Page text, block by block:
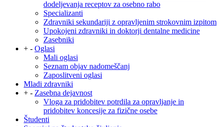
dodeljevanja receptov za osebno rabo
Specializanti
Zdravniki sekundariji z opravljenim strokovnim izpitom
Upokojeni zdravniki in doktorji dentalne medicine
Zasebniki
+ - Oglasi
Mali oglasi
Seznam objav nadomeščanj
Zaposlitveni oglasi
Mladi zdravniki
+ - Zasebna dejavnost
Vloga za pridobitev potrdila za opravljanje in
pridobitev koncesije za fizične osebe
Študenti